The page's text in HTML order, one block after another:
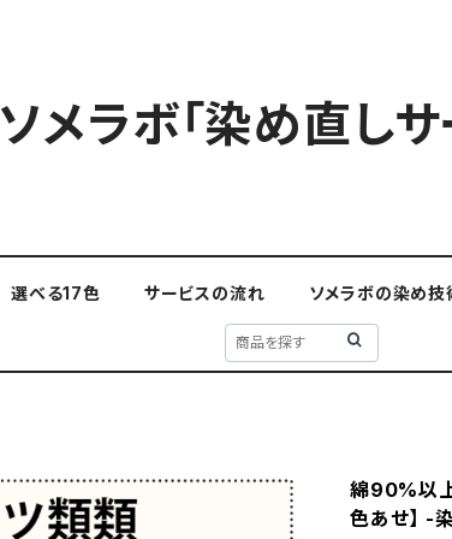
ソメラボ「染め直しサ
選べる17色 サービスの流れ ソメラボの染め技
綿90%以
色あせ】 -